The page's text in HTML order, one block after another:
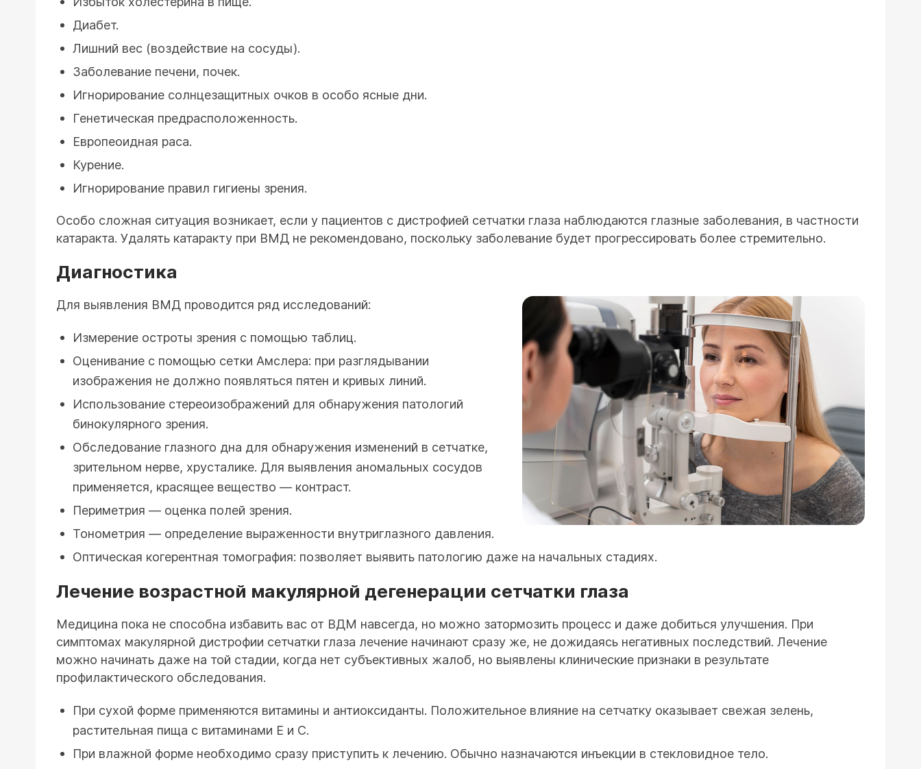
Диабет.
Лишний вес (воздействие на сосуды).
Заболевание печени, почек.
Игнорирование солнцезащитных очков в особо ясные дни.
Генетическая предрасположенность.
Европеоидная раса.
Курение.
Игнорирование правил гигиены зрения.
Особо сложная ситуация возникает, если у пациентов с дистрофией сетчатки глаза наблюдаются глазные заболевания, в частности
катаракта. Удалять катаракту при ВМД не рекомендовано, поскольку заболевание будет прогрессировать более стремительно.
Диагностика
Для выявления ВМД проводится ряд исследований:
Измерение остроты зрения с помощью таблиц.
Оценивание с помощью сетки Амслера: при разглядывании
изображения не должно появляться пятен и кривых линий.
Использование стереоизображений для обнаружения патологий
бинокулярного зрения.
Обследование глазного дна для обнаружения изменений в сетчатке,
зрительном нерве, хрусталике. Для выявления аномальных сосудов
применяется, красящее вещество — контраст.
Периметрия — оценка полей зрения.
Тонометрия — определение выраженности внутриглазного давления.
Оптическая когерентная томография: позволяет выявить патологию даже на начальных стадиях.
Лечение возрастной макулярной дегенерации сетчатки глаза
Медицина пока не способна избавить вас от ВДМ навсегда, но можно затормозить процесс и даже добиться улучшения. При
симптомах макулярной дистрофии сетчатки глаза лечение начинают сразу же, не дожидаясь негативных последствий. Лечение
можно начинать даже на той стадии, когда нет субъективных жалоб, но выявлены клинические признаки в результате
профилактического обследования.
При сухой форме применяются витамины и антиоксиданты. Положительное влияние на сетчатку оказывает свежая зелень,
растительная пища с витаминами Е и С.
При влажной форме необходимо сразу приступить к лечению. Обычно назначаются инъекции в стекловидное тело.